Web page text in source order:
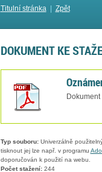
Titulní stránka| Zpět
DOKUMENT KE
Typ souboru:Univerzálně
tisknout jej lze např. v programu
doporučován k použití na webu.
Počet stažení:244